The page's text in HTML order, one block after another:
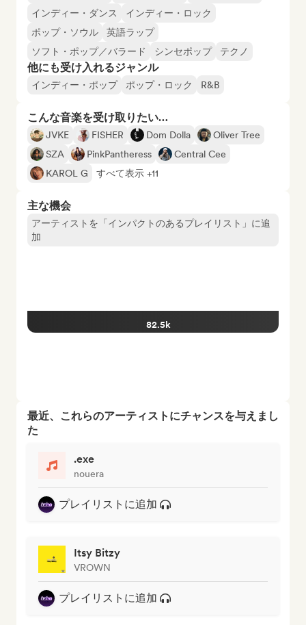
インディー・ダンス
インディー・ロック
ポップ・ソウル
英語ラップ
ソフト・ポップ／バラード
シンセポップ テクノ
他にも受け入れるジャンル
インディー・ポップ ポップ・ロック R&B
こんな音楽を受け取りたい…
JVKE FISHER Dom Dolla
Oliver Tree
SZA
PinkPantheress
Central Cee
KAROL G
すべて表示 +11
主な機会
アーティストを「インパクトのあるプレイリスト」に追
加
82.5k
最近、これらのアーティストにチャンスを与えまし
た
.exe
nouera
プレイリストに追加
Itsy Bitzy
VROWN
プレイリストに追加